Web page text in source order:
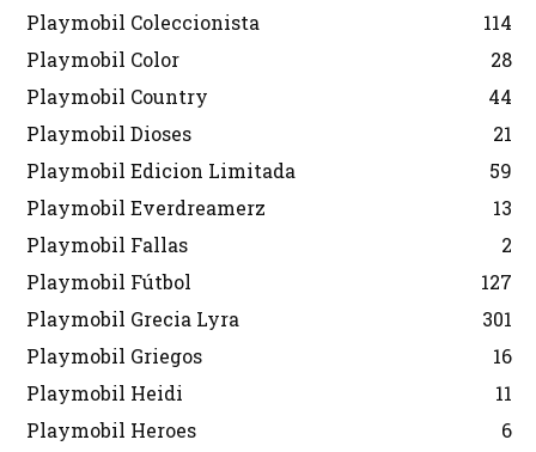
Playmobil Coleccionista
114
Playmobil Color
28
Playmobil Country
44
Playmobil Dioses
21
Playmobil Edicion Limitada
59
Playmobil Everdreamerz
13
Playmobil Fallas
2
Playmobil Fútbol
127
Playmobil Grecia Lyra
301
Playmobil Griegos
16
Playmobil Heidi
11
Playmobil Heroes
6